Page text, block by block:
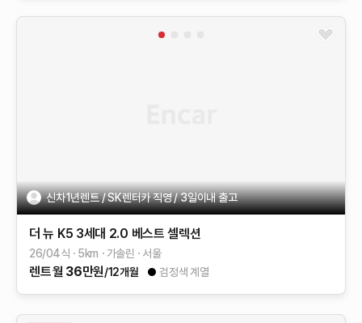
신차1년렌트 / SK렌터카 직영 / 3일이내 출고
더 뉴 K5 3세대 2.0 베스트 셀렉션
26/04식 5km 가솔린 서울
렌트월 36만원/12개월 검정색 계열